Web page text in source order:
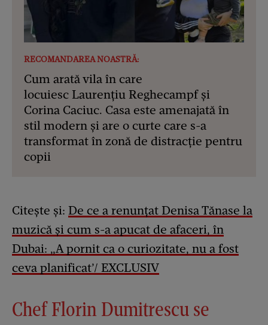
RECOMANDAREA NOASTRĂ:
Cum arată vila în care
locuiesc Laurențiu Reghecampf și
Corina Caciuc. Casa este amenajată în
stil modern și are o curte care s-a
transformat în zonă de distracție pentru
copii
Citește și: De ce a renunțat Denisa Tănase la
muzică și cum s-a apucat de afaceri, în
Dubai: „A pornit ca o curiozitate, nu a fost
ceva planificat’/ EXCLUSIV
Chef Florin Dumitrescu se